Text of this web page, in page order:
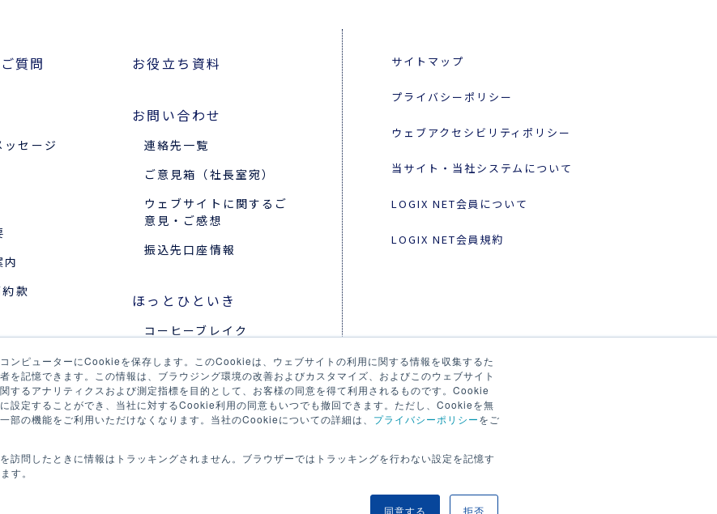
ンピューターにCookieを保存します。このCookieは、ウェブサイトの利用に関する情報を収集するた
を記憶できます。この情報は、ブラウジング環境の改善およびカスタマイズ、およびこのウェブサイト
するアナリティクスおよび測定指標を目的として、お客様の同意を得て利用されるものです。Cookie
設定することができ、当社に対するCookie利用の同意もいつでも撤回できます。ただし、Cookieを無
部の機能をご利用いただけなくなります。当社のCookieについての詳細は、 プライバシーポリシーをご
訪問したときに情報はトラッキングされません。ブラウザーではトラッキングを行わない設定を記憶す
す。
同意する 拒否
質問
ッセージ
内
款
採用
クトストーリー
お役立ち資料
お問い合わせ
連絡先一覧
ご意見箱（社長室宛）
ウェブサイトに関するご
意見・ご感想
振込先口座情報
ほっとひといき
コーヒーブレイク
今日は何の日
サイトマップ
プライバシーポリシー
ウェブアクセシビリティポリシー
当サイト・当社システムについて
LOGIX NET会員について
LOGIX NET会員規約